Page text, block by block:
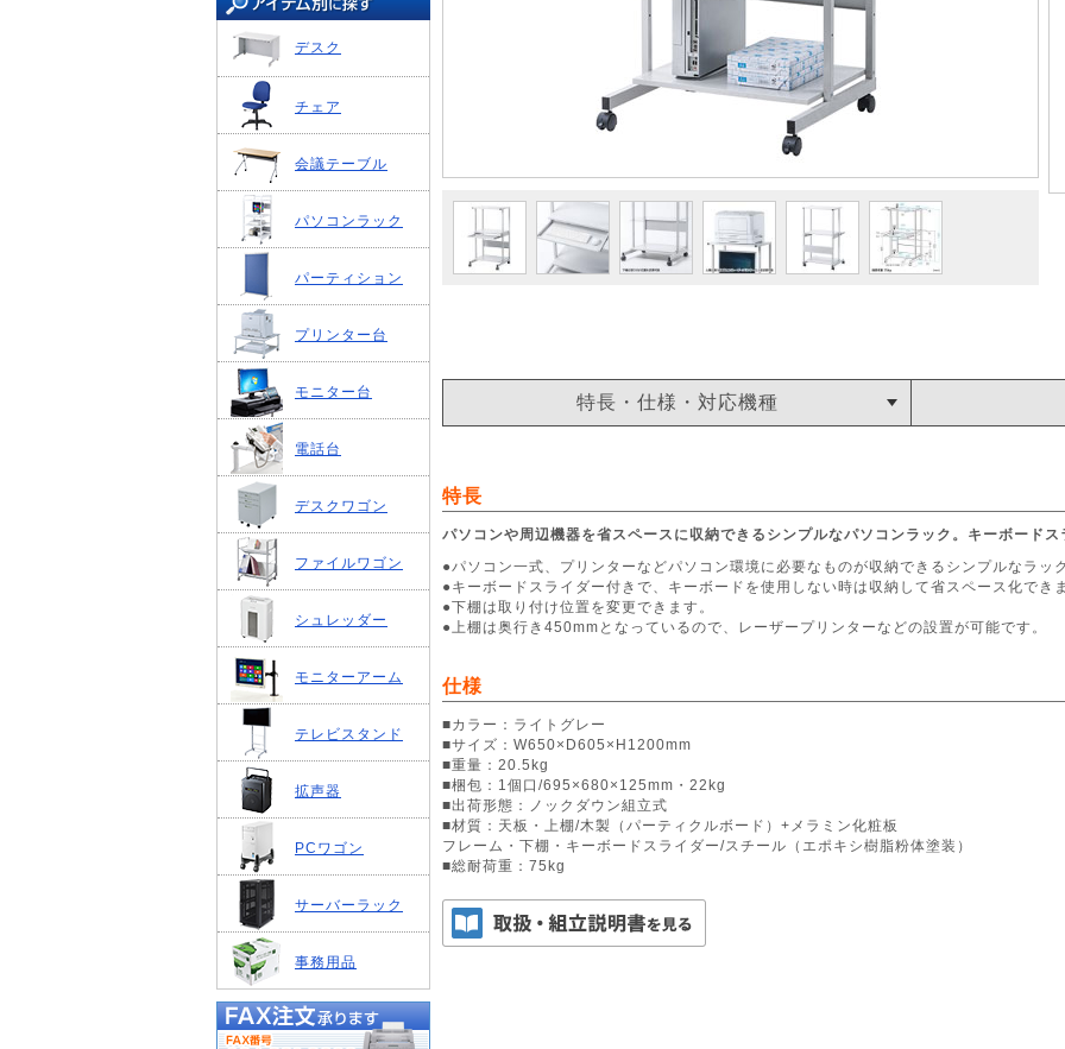
デスク
チェア
会議テーブル
パソコンラック
パーティション
プリンター台
モニター台
電話台
デスクワゴン
ファイルワゴン
シュレッダー
モニターアーム
テレビスタンド
拡声器
PCワゴン
サーバーラック
事務用品
特長・仕様・対応機種
特長
パソコンや周辺機器を省スペースに収納できるシンプルなパソコンラック。キーボードス
●パソコン一式、プリンターなどパソコン環境に必要なものが収納できるシンプルなラッ
●キーボードスライダー付きで、キーボードを使用しない時は収納して省スペース化でき
●下棚は取り付け位置を変更できます。
●上棚は奥行き450mmとなっているので、レーザープリンターなどの設置が可能です。
仕様
■カラー：ライトグレー
■サイズ：W650×D605×H1200mm
■重量：20.5kg
■梱包：1個口/695×680×125mm・22kg
■出荷形態：ノックダウン組立式
■材質：天板・上棚/木製（パーティクルボード）+メラミン化粧板
フレーム・下棚・キーボードスライダー/スチール（エポキシ樹脂粉体塗装）
■総耐荷重：75kg